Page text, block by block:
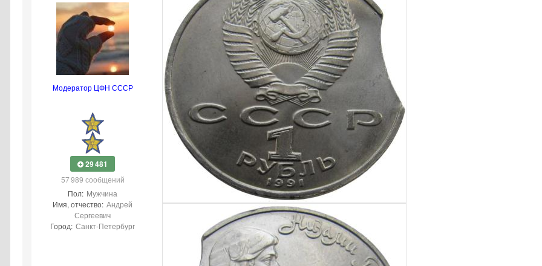
Модератор ЦФН СССР
29 481
57 989 сообщений
Пол: Мужчина
Имя, отчество: Андрей
Сергеевич
Город: Санкт-Петербург